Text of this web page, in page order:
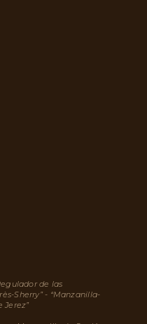
de las
Sherry” - “Manzanilla-
Jerez”